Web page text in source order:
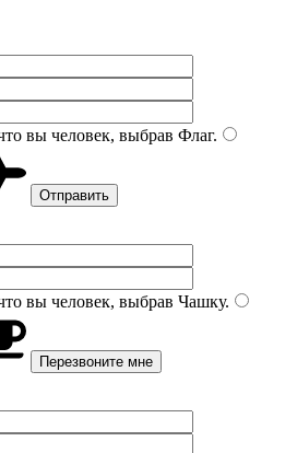
вы человек, выбрав Флаг.
вы человек, выбрав Чашку.